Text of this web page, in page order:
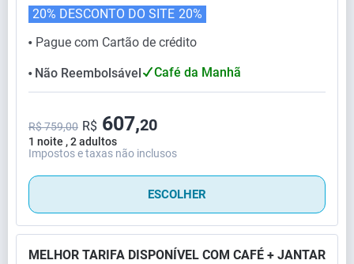
⬤ Pague com Cartão de crédito
20% DESCONTO DO SITE 20%
⬤ Não Reembolsável Café da Manhã
1 noite , 2 adultos
R$ 759,00 R$ 607,20
Impostos e taxas não inclusos
ESCOLHER
MELHOR TARIFA DISPONÍVEL COM CAFÉ + JANTAR